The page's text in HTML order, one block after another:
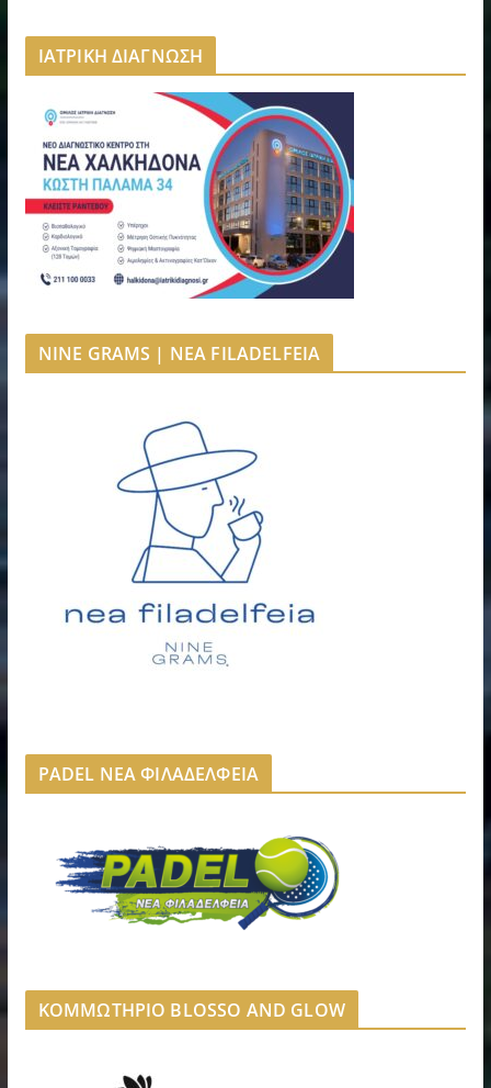
ΙΑΤΡΙΚΗ ΔΙΑΓΝΩΣΗ
NINE GRAMS | NEA FILADELFEIA
PADEL ΝΕΑ ΦΙΛΑΔΕΛΦΕΙΑ
ΚΟΜΜΩΤΗΡΙΟ BLOSSO AND GLOW